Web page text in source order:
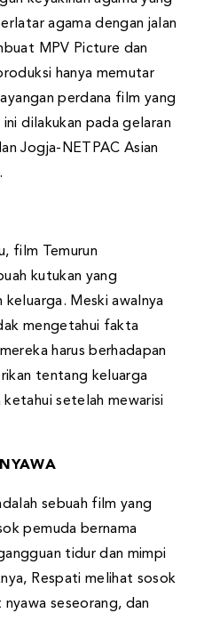
agama dengan jalan
MPV Picture dan
hanya memutar
perdana film yang
dilakukan pada gelaran
Jogja-NETPAC Asian
film Temurun
kutukan yang
keluarga. Meski awalnya
mengetahui fakta
harus berhadapan
tentang keluarga
setelah mewarisi
sebuah film yang
pemuda bernama
tidur dan mimpi
Respati melihat sosok
seseorang, dan